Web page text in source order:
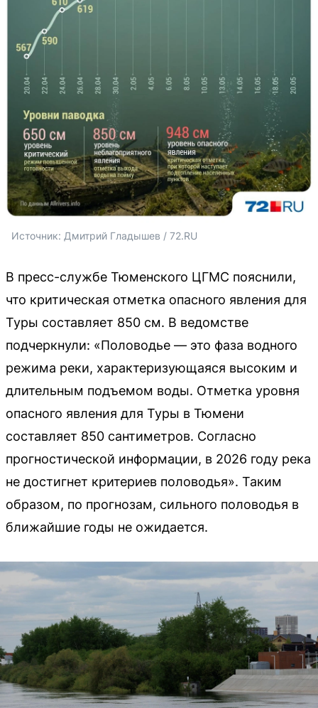
Источник: Дмитрий Гладышев / 72.RU
В пресс-службе Тюменского ЦГМС пояснили,
что критическая отметка опасного явления для
Туры составляет 850 см. В ведомстве
подчеркнули: «Половодье — это фаза водного
режима реки, характеризующаяся высоким и
длительным подъемом воды. Отметка уровня
опасного явления для Туры в Тюмени
составляет 850 сантиметров. Согласно
прогностической информации, в 2026 году река
не достигнет критериев половодья». Таким
образом, по прогнозам, сильного половодья в
ближайшие годы не ожидается.